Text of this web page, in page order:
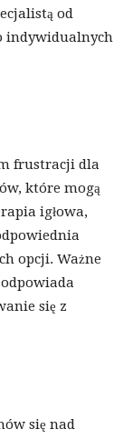
od
indywidualnych
frustracji dla
które mogą
igłowa,
opcji. Ważne
się z
się nad